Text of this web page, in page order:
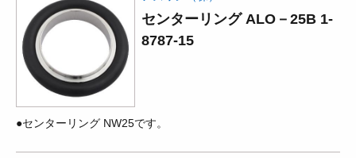
センターリング ALO－25B 1-
8787-15
●センターリング NW25です。